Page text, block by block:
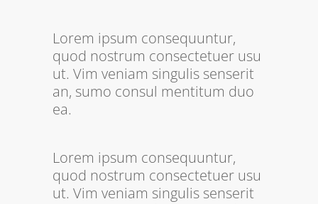
Lorem ipsum consequuntur,
quod nostrum consectetuer usu
ut. Vim veniam singulis senserit
an, sumo consul mentitum duo
ea.
Lorem ipsum consequuntur,
quod nostrum consectetuer usu
ut. Vim veniam singulis senserit